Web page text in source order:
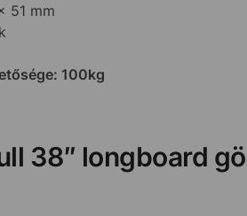
51 mm
100kg
38″ longboard